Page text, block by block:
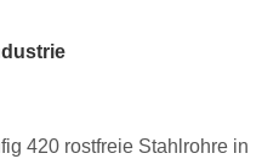
420 rostfreie Stahlrohre in